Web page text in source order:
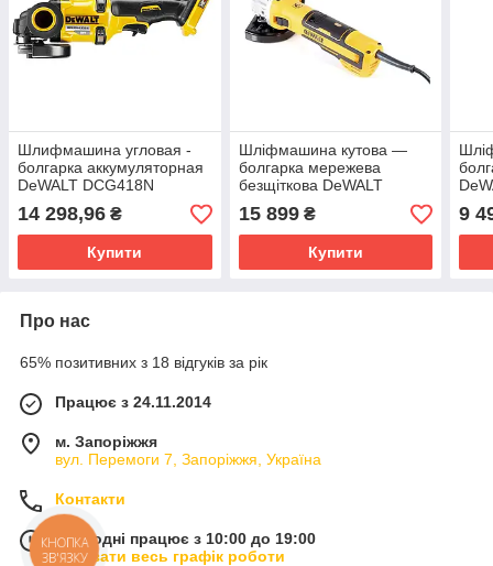
Шлифмашина угловая -
болгарка аккумуляторная
DeWALT DCG418N
14 298,96 ₴
Купити
Шліфмашина кутова —
болгарка мережева
безщіткова DeWALT
DWE4347
15 899₴
Купити
9
Про нас
65% позитивних з 18 відгуків за рік
Працює з 24.11.2014
м. Запоріжжя
вул. Перемоги 7, Запоріжжя, Україна
Контакти
Сьогодні працює з 10:00 до 19:00
Показати весь графік роботи
КНОПКА
ЗВ'ЯЗКУ